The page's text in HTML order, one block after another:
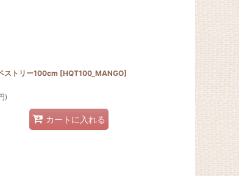
ストリー100cm [HQT100_MANGO]
)
カートに入れる